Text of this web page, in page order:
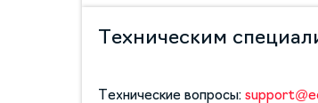
Техническим
Технические вопросы: